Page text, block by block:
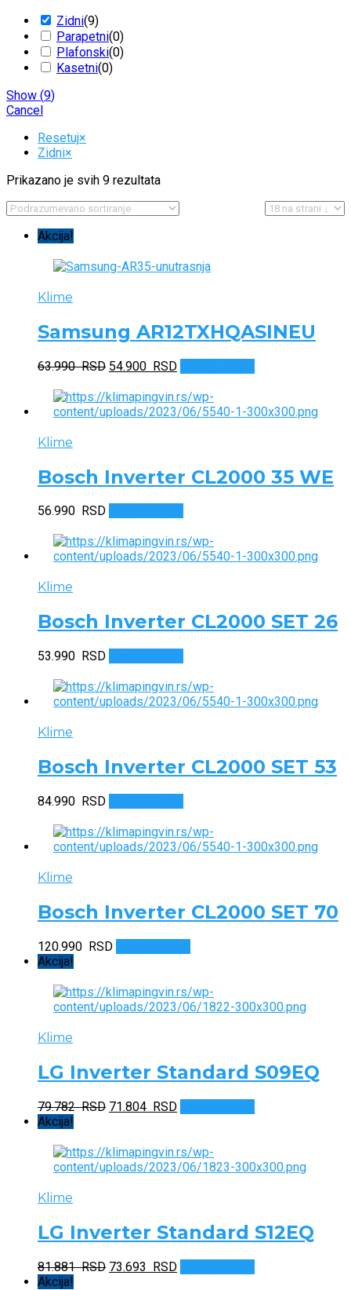
Resetuj×
Zidni×
Prikazano je svih 9 rezultata
Akcija!
Klime
Samsung AR12TXHQASINEU
63.990RSD Originalna
je
bila:
54.900 RSDTrenutna
je:
54.900 RSD.
Klime
Bosch Inverter CL2000 35 WE
56.990 RSD
Klime
Bosch Inverter CL2000 SET 26
53.990 RSD
Klime
Bosch Inverter CL2000 SET 53
84.990 RSD
Klime
Bosch Inverter CL2000 SET 70
120.990 RSD
Akcija!
Klime
LG Inverter Standard S09EQ
79.782RSD Originalna
bila:
79.782 RSD.
71.804 RSDTrenutna
71.804 RSD.
Akcija!
Klime
LG Inverter Standard S12EQ
81.881RSD Originalna
73.693 RSDTrenutna
Akcija!
Zidni(9)
Parapetni(0)
Plafonski(0)
Kasetni(0)
Show (9)
Cancel